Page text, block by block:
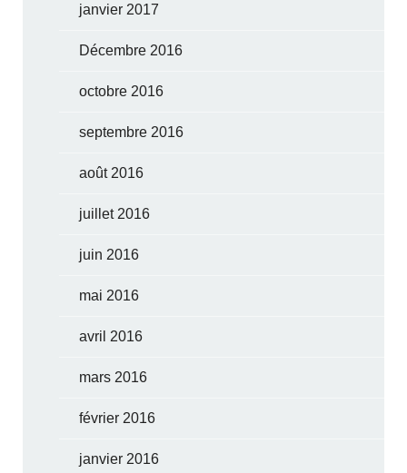
janvier 2017
Décembre 2016
octobre 2016
septembre 2016
août 2016
juillet 2016
juin 2016
mai 2016
avril 2016
mars 2016
février 2016
janvier 2016